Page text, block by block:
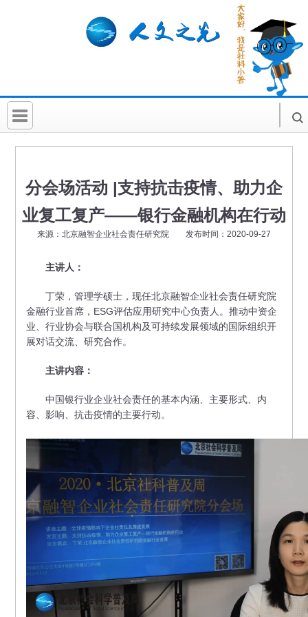
首 页
社科卡片
分会场活动 |支持抗击疫情、助力企
业复工复产——银行金融机构在行动
来源：北京融智企业社会责任研究院 发布时间：2020-09-27
主讲人：
丁荣，管理学硕士，现任北京融智企业社会责任研究院
金融行业首席，ESG评估应用研究中心负责人。推动中资企
业、行业协会与联合国机构及可持续发展领域的国际组织开
展对话交流、研究合作。
主讲内容：
中国银行业企业社会责任的基本内涵、主要形式、内
容、影响、抗击疫情的主要行动。